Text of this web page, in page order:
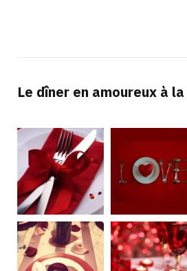
Le dîner en amoureux à